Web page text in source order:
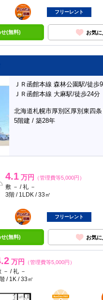
ポンタ
部屋
フリーレント
(無料) お気に
ＪＲ函館本線 森林公園駅/徒歩
ＪＲ函館本線 大麻駅/徒歩24分
北海道札幌市厚別区厚別東四
5階建 / 築28年
4.1 万円 （管理費等5,000円）
敷 － / 礼 －
3階 / 1LDK / 33㎡
ポンタ
部屋
フリーレント
(無料) お気に
万円 （管理費等5,000円）
－ / 礼 －
/ 1K / 33㎡
BunChinPAY